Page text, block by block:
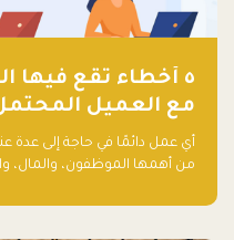
٥ أخطاء تقع فيها
مع العميل
أي عمل دائمًا في حاجة إلى عدة
من أهمها الموظفون، والمال،
أساسه ذلك العمل.